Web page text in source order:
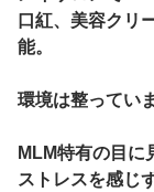
口紅、美容クリ
能。
環境は整ってい
MLM特有の目に
ストレスを感じ